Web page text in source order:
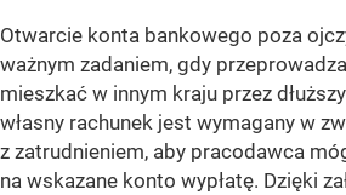
Otwarcie konta bankowego poza
ważnym zadaniem, gdy
mieszkać w innym kraju przez
własny rachunek jest wymagany w
z zatrudnieniem, aby pracodawca
na wskazane konto wypłatę. Dzięki